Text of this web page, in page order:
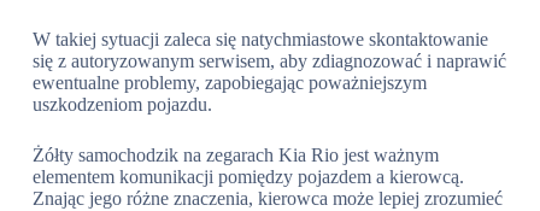
W takiej sytuacji zaleca się natychmiastowe skontaktowanie
się z autoryzowanym serwisem, aby zdiagnozować i naprawić
ewentualne problemy, zapobiegając poważniejszym
uszkodzeniom pojazdu.
Żółty samochodzik na zegarach Kia Rio jest ważnym
elementem komunikacji pomiędzy pojazdem a kierowcą.
Znając jego różne znaczenia, kierowca może lepiej zrozumieć